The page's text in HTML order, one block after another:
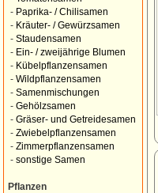
- Paprika- / Chilisamen
- Kräuter- / Gewürzsamen
- Staudensamen
- Ein- / zweijährige Blumen
- Kübelpflanzensamen
- Wildpflanzensamen
- Samenmischungen
- Gehölzsamen
- Gräser- und Getreidesamen
- Zwiebelpflanzensamen
- Zimmerpflanzensamen
- sonstige Samen
Pflanzen